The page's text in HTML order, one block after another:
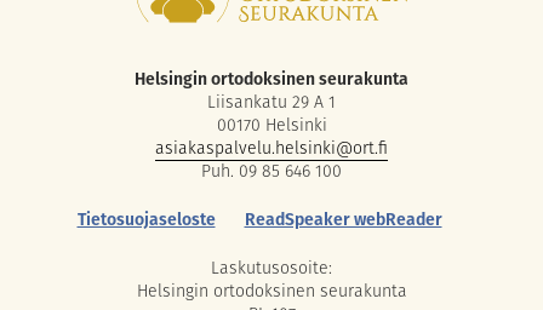
Helsingin ortodoksinen seurakunta
Liisankatu 29 A 1
00170 Helsinki
asiakaspalvelu.helsinki@ort.fi
Puh. 09 85 646 100
Tietosuojaseloste
ReadSpeaker webReader
Laskutusosoite:
Helsingin ortodoksinen seurakunta